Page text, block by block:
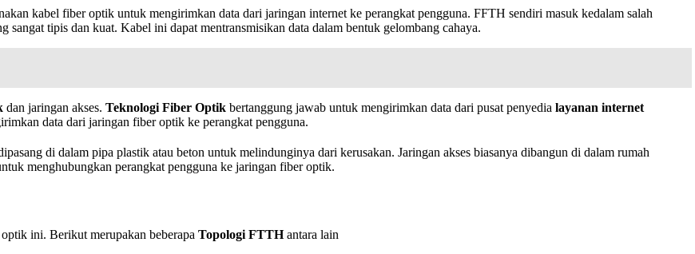
kabel fiber optik untuk mengirimkan data dari jaringan internet ke perangkat pengguna. FFTH sendiri masuk kedalam salah
sangat tipis dan kuat. Kabel ini dapat mentransmisikan data dalam bentuk gelombang cahaya.
dan jaringan akses. Teknologi Fiber Optik bertanggung jawab untuk mengirimkan data dari pusat penyedia layanan internet
data dari jaringan fiber optik ke perangkat pengguna.
di dalam pipa plastik atau beton untuk melindunginya dari kerusakan. Jaringan akses biasanya dibangun di dalam rumah
menghubungkan perangkat pengguna ke jaringan fiber optik.
ini. Berikut merupakan beberapa Topologi FTTHantara lain